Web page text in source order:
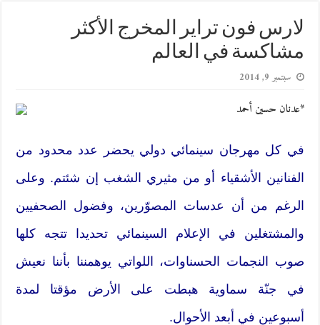
لارس فون تراير المخرج الأكثر
مشاكسة في العالم
سبتمبر 9, 2014
*عدنان حسين أحمد
في كل مهرجان سينمائي دولي يحضر عدد محدود من
الفنانين الأشقياء أو من مثيري الشغب إن شئتم. وعلى
الرغم من أن عدسات المصوّرين، وفضول الصحفيين
والمشتغلين في الإعلام السينمائي تحديدا تتجه كلها
صوب النجمات الحسناوات، اللواتي يوهمننا بأننا نعيش
في جنّة سماوية هبطت على الأرض مؤقتا لمدة
أسبوعين في أبعد الأحوال.